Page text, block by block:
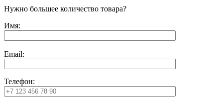
Нужно большее количество товара?
Имя:
Email:
Телефон: